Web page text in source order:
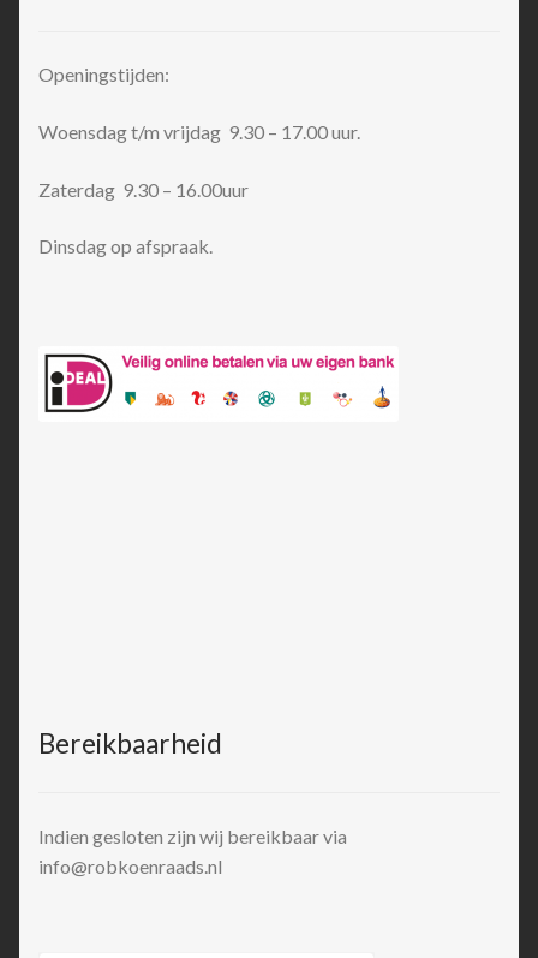
Openingstijden:
Woensdag t/m vrijdag 9.30 – 17.00 uur.
Zaterdag 9.30 – 16.00uur
Dinsdag op afspraak.
Bereikbaarheid
Indien gesloten zijn wij bereikbaar via
info@robkoenraads.nl